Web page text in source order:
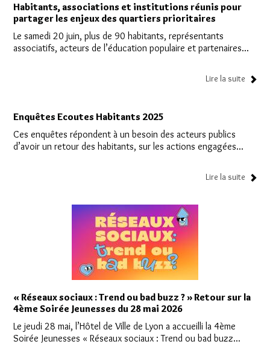
Habitants, associations et institutions réunis pour
partager les enjeux des quartiers prioritaires
Le samedi 20 juin, plus de 90 habitants, représentants
associatifs, acteurs de l’éducation populaire et partenaires...
Lire la suite
Enquêtes Ecoutes Habitants 2025
Ces enquêtes répondent à un besoin des acteurs publics
d’avoir un retour des habitants, sur les actions engagées...
Lire la suite
« Réseaux sociaux : Trend ou bad buzz ? » Retour sur la
4ème Soirée Jeunesses du 28 mai 2026
Le jeudi 28 mai, l’Hôtel de Ville de Lyon a accueilli la 4ème
Soirée Jeunesses « Réseaux sociaux : Trend ou bad buzz...